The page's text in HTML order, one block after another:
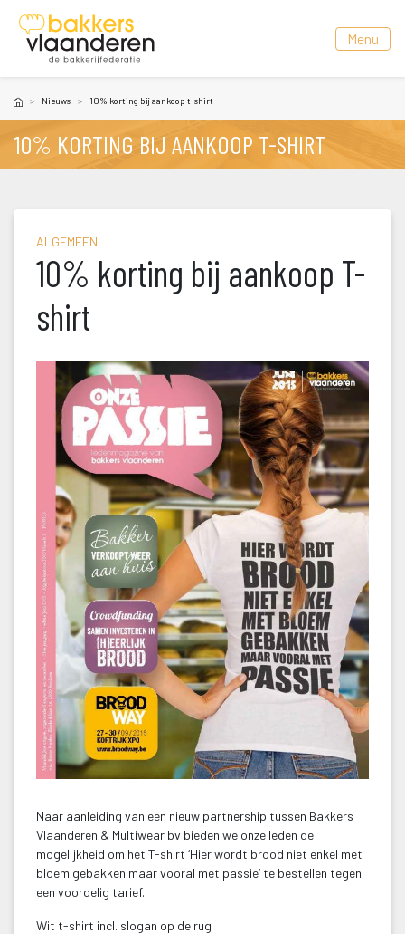
Menu
Nieuw 10% korting bij aankoop t-shirt
10% KORTING BIJ AANKOOP T-SHIRT
ALGEMEEN
10% korting bij aankoop T-
hirt
Naar aanleiding van een nieuw partnership tussen Bakkers
Vlaanderen & Multiwear bv bieden we onze leden de
mogelijkheid om het T-shirt ‘Hier wordt brood niet enkel met
bloem gebakken maar vooral met passie’ te bestellen tegen
een voordelig tarief.
Wit t-shirt incl. slogan op de rug